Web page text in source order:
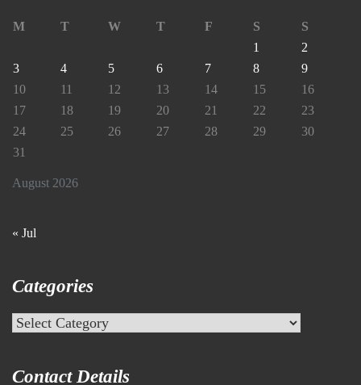
August 2026
M T W T F S
S
1
2
3
4 5 6 7 8
9
10
11 12 13 14 15
16
17
18 19 20 21 22
23
24
25 26 27 28 29
30
31
« Jul
Categories
Categories
Contact Details